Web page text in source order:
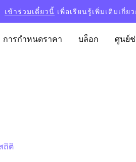
เข้าร่วมเดี๋ยวนี้ เพื่อเรียนรู้เพิ่มเติมเกี่
การกำหนดราคา บล็อก ศูนย์ช่
ถิติ